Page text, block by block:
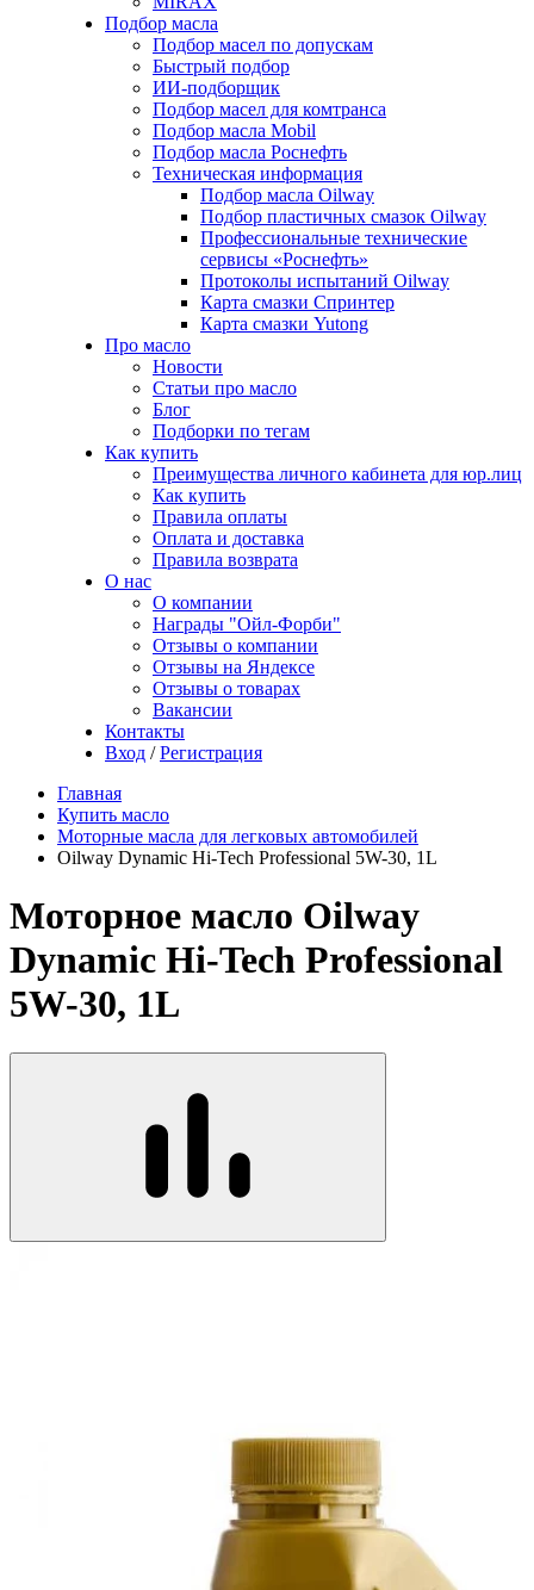
Подбор масла
Подбор масел по допускам
Быстрый подбор
ИИ-подборщик
Подбор масел для комтранса
Подбор масла Mobil
Подбор масла Роснефть
Техническая информация
Подбор масла Oilway
Подбор пластичных смазок Oilway
Профессиональные технические
сервисы «Роснефть»
Протоколы испытаний Oilway
Карта смазки Спринтер
Карта смазки Yutong
Про масло
Новости
Статьи про масло
Блог
Подборки по тегам
Как купить
Преимущества личного кабинета для юр.лиц
Как купить
Правила оплаты
Оплата и доставка
Правила возврата
О нас
О компании
Награды "Ойл-Форби"
Отзывы о компании
Отзывы на Яндексе
Отзывы о товарах
Вакансии
Контакты
Вход / Регистрация
Главная
Купить масло
Моторные масла для легковых автомобилей
Oilway Dynamic Hi-Tech Professional 5W-30, 1L
Моторное масло Oilway
Dynamic Hi-Tech Professional
5W-30, 1L